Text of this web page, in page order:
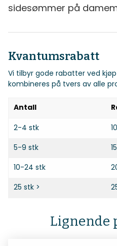
sidesømmer på
Kvantumsrabatt
Vi tilbyr gode rabatter ved
kombineres på tvers av alle
Antall
2-4 stk
5-9 stk
10-24 stk
25 stk >
Lignende